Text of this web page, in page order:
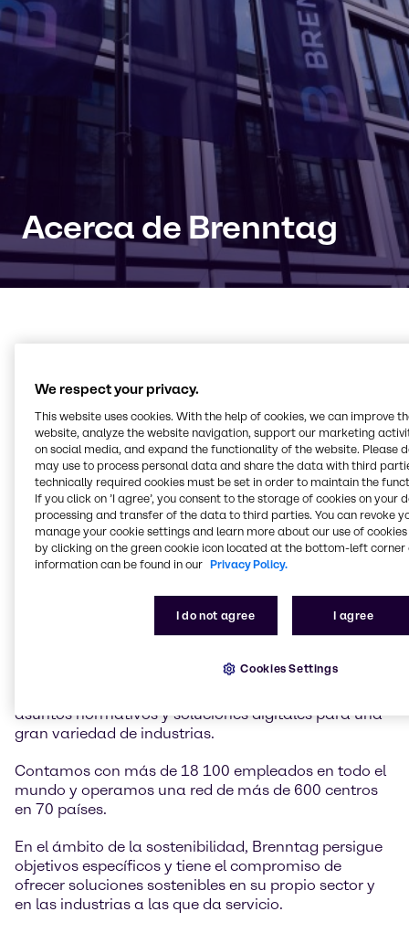
Acerca de Brenntag
conocimientos e
innovación
Brenntag es líder mundial del mercado de
distribución de productos químicos e ingredientes.
Desempeñamos un papel central a la hora de
conectar a los clientes y proveedores del sector
químico.
y Brenntag Specialties, ofrecen una cartera
completa de productos químicos e ingredientes
especializados y para el sector industrial, así como
para la cadena de suministro, asistencia técnica y
asuntos normativos y soluciones digitales para una
gran variedad de industrias.
Contamos con más de 18 100 empleados en todo el
mundo y operamos una red de más de 600 centros
en 70 países.
En el ámbito de la sostenibilidad, Brenntag persigue
objetivos específicos y tiene el compromiso de
ofrecer soluciones sostenibles en su propio sector y
en las industrias a las que da servicio.
We respect your privacy.
This website uses cookies. With the help of cookies, we can improve
website, analyze the website navigation, support our marketing
on social media, and expand the functionality of the website. Please
may use to process personal data and share the data with third
technically required cookies must be set in order to maintain the
If you click on ’I agree’, you consent to the storage of cookies on your
processing and transfer of the data to third parties. You can revoke
manage your cookie settings and learn more about our use of cookies
by clicking on the green cookie icon located at the bottom-left corner
information can be found in our Privacy Policy.
I do not agree I agree
Cookies Settings